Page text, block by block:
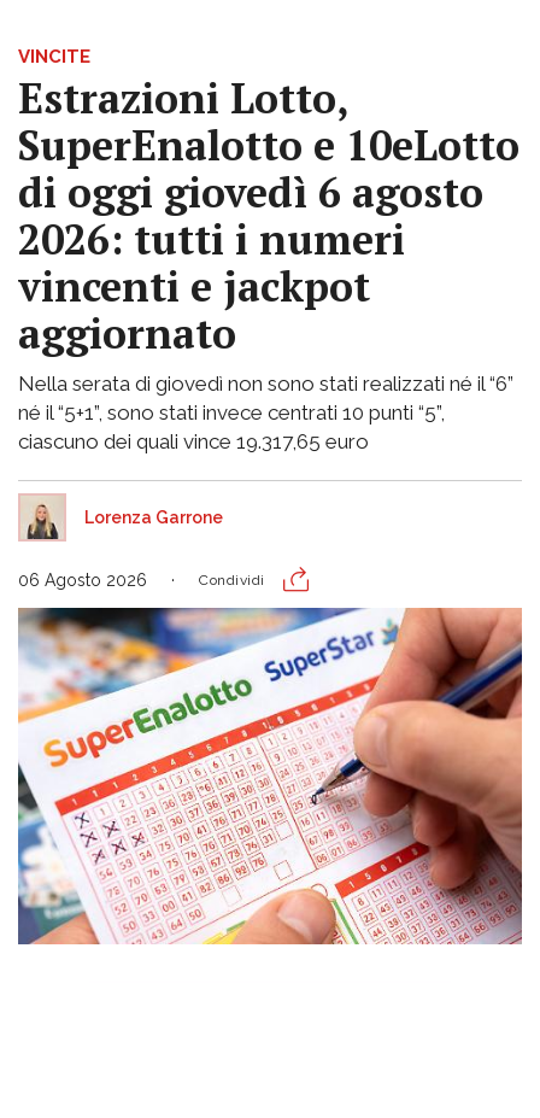
VINCITE
Estrazioni Lotto,
SuperEnalotto e 10eLotto
di oggi giovedì 6 agosto
2026: tutti i numeri
vincenti e jackpot
aggiornato
Nella serata di giovedì non sono stati realizzati né il “6”
né il “5+1”, sono stati invece centrati 10 punti “5”,
ciascuno dei quali vince 19.317,65 euro
Lorenza Garrone
06 Agosto 2026 Condividi